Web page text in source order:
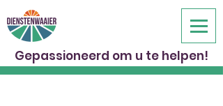
Gepassioneerd om u te helpen!